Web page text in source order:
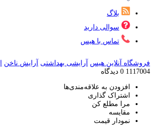
بلاگ
سوالی دارید
تماس با هیس
فروشگاه آنلاین هیس آرایشی بهداشتی آرایش ناخن
1117004 0 دیدگاه
افزودن به علاقه‌مندی‌ها
اشتراک گذاری
مرا مطلع کن
مقایسه
نمودار قیمت